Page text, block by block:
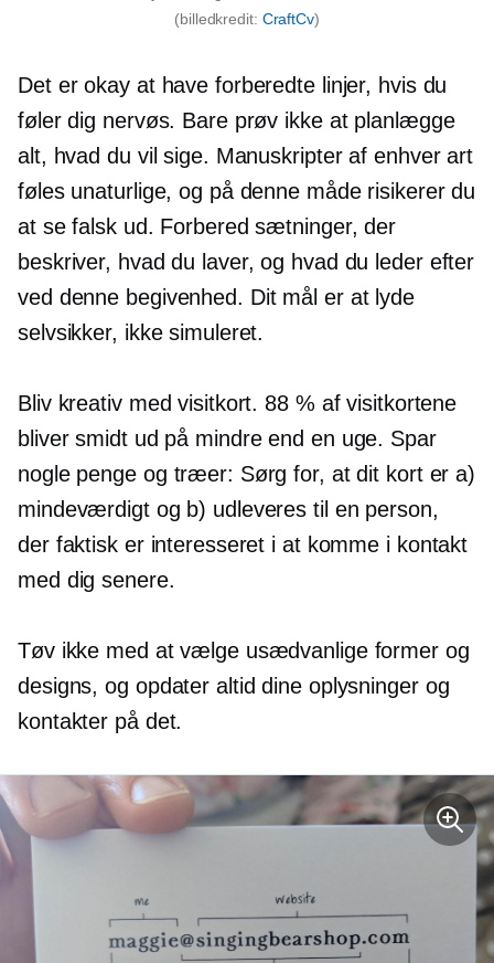
(billedkredit: CraftCv)
Det er okay at have forberedte linjer, hvis du
føler dig nervøs. Bare prøv ikke at planlægge
alt, hvad du vil sige. Manuskripter af enhver art
føles unaturlige, og på denne måde risikerer du
at se falsk ud. Forbered sætninger, der
beskriver, hvad du laver, og hvad du leder efter
ved denne begivenhed. Dit mål er at lyde
selvsikker, ikke simuleret.
Bliv kreativ med visitkort. 88 % af visitkortene
bliver smidt ud på mindre end en uge. Spar
nogle penge og træer: Sørg for, at dit kort er a)
mindeværdigt og b) udleveres til en person,
der faktisk er interesseret i at komme i kontakt
med dig senere.
Tøv ikke med at vælge usædvanlige former og
designs, og opdater altid dine oplysninger og
kontakter på det.